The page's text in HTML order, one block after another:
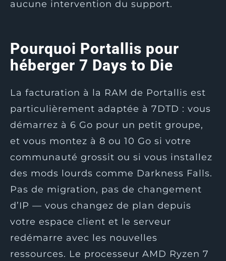
aucune intervention du support.
Pourquoi Portallis pour
héberger 7 Days to Die
La facturation à la RAM de Portallis est
particulièrement adaptée à 7DTD : vous
démarrez à 6 Go pour un petit groupe,
et vous montez à 8 ou 10 Go si votre
communauté grossit ou si vous installez
des mods lourds comme Darkness Falls.
Pas de migration, pas de changement
d’IP — vous changez de plan depuis
votre espace client et le serveur
redémarre avec les nouvelles
ressources. Le processeur AMD Ryzen 7